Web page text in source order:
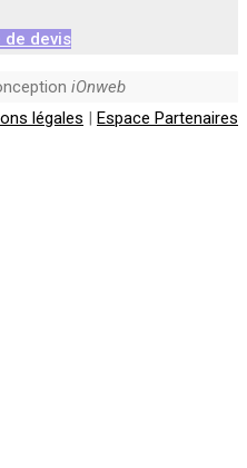
de devis
iOnweb
légales | Espace Partenaires